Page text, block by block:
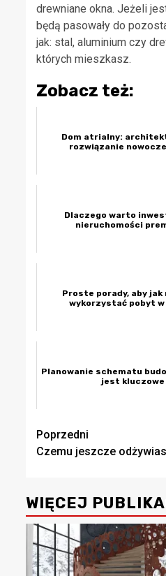
drewniane okna. Jeżeli
będą pasowały do
jak: stal, aluminium czy
których mieszkasz.
Zobacz też:
Dom atrialny:
rozwiązanie
Dlaczego warto
nieruchomości
Proste porady, aby jak
wykorzystać pobyt
Planowanie schematu
jest kluczowe
Zobacz
wpisy
Poprzedni
Czemu jeszcze
WIĘCEJ